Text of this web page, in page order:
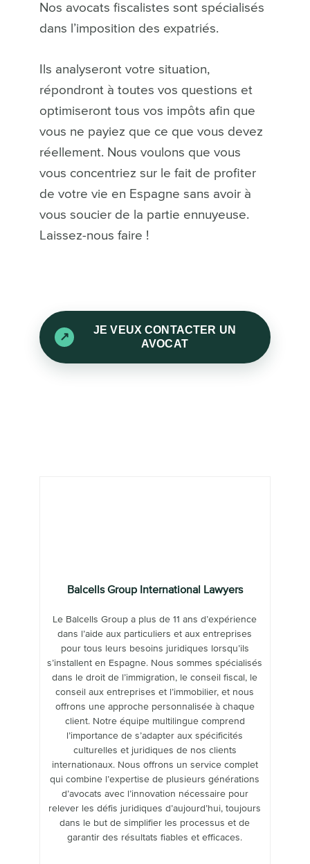
Nos avocats fiscalistes sont spécialisés
dans l’imposition des expatriés.
Ils analyseront votre situation,
répondront à toutes vos questions et
optimiseront tous vos impôts afin que
vous ne payiez que ce que vous devez
réellement. Nous voulons que vous
vous concentriez sur le fait de profiter
de votre vie en Espagne sans avoir à
vous soucier de la partie ennuyeuse.
Laissez-nous faire !
JE VEUX CONTACTER UN
AVOCAT
Balcells Group International Lawyers
Le Balcells Group a plus de 11 ans d’expérience
dans l’aide aux particuliers et aux entreprises
pour tous leurs besoins juridiques lorsqu’ils
s’installent en Espagne. Nous sommes spécialisés
dans le droit de l’immigration, le conseil fiscal, le
conseil aux entreprises et l’immobilier, et nous
offrons une approche personnalisée à chaque
client. Notre équipe multilingue comprend
l’importance de s’adapter aux spécificités
culturelles et juridiques de nos clients
internationaux. Nous offrons un service complet
qui combine l’expertise de plusieurs générations
d’avocats avec l’innovation nécessaire pour
relever les défis juridiques d’aujourd’hui, toujours
dans le but de simplifier les processus et de
garantir des résultats fiables et efficaces.